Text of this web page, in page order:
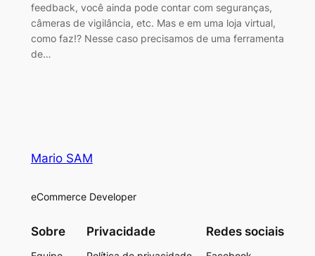
feedback, você ainda pode contar com seguranças,
câmeras de vigilância, etc. Mas e em uma loja virtual,
como faz!? Nesse caso precisamos de uma ferramenta
de…
Mario SAM
eCommerce Developer
Sobre Privacidade Redes sociais